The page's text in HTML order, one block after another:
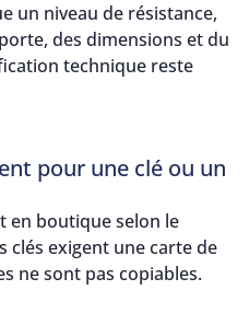
un niveau de résistance,
des dimensions et du
technique reste
pour une clé ou un
en boutique selon le
clés exigent une carte de
ne sont pas copiables.